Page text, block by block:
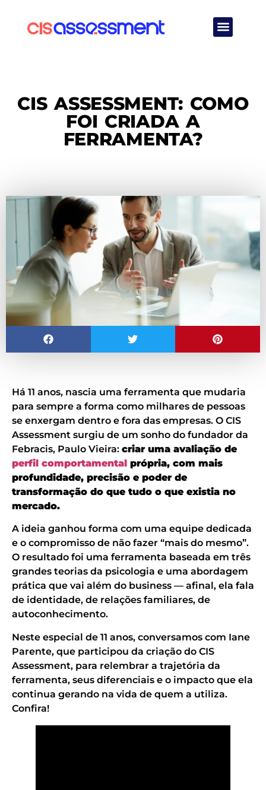
CIS ASSESSMENT: COMO
FOI CRIADA A
FERRAMENTA?
Há 11 anos, nascia uma ferramenta que mudaria
para sempre a forma como milhares de pessoas
se enxergam dentro e fora das empresas. O CIS
Assessment surgiu de um sonho do fundador da
Febracis, Paulo Vieira: criar uma avaliação de
perfil comportamental própria, com mais
profundidade, precisão e poder de
transformação do que tudo o que existia no
mercado.
A ideia ganhou forma com uma equipe dedicada
e o compromisso de não fazer “mais do mesmo”.
O resultado foi uma ferramenta baseada em três
grandes teorias da psicologia e uma abordagem
prática que vai além do business — afinal, ela fala
de identidade, de relações familiares, de
autoconhecimento.
Neste especial de 11 anos, conversamos com Iane
Parente, que participou da criação do CIS
Assessment, para relembrar a trajetória da
ferramenta, seus diferenciais e o impacto que ela
continua gerando na vida de quem a utiliza.
Confira!